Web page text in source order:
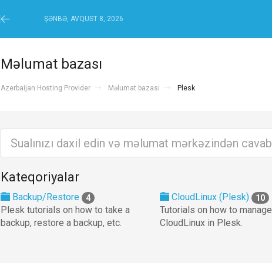
Minimize
Menu
ŞƏNBƏ, AVQUST 8, 2026
Məlumat bazası
Azerbaijan Hosting Provider Məlumat bazası Plesk
Kateqoriyalar
Backup/Restore 4
Plesk tutorials on how to take a
backup, restore a backup, etc.
CloudLinux (Plesk) 10
Tutorials on how to manage
CloudLinux in Plesk.